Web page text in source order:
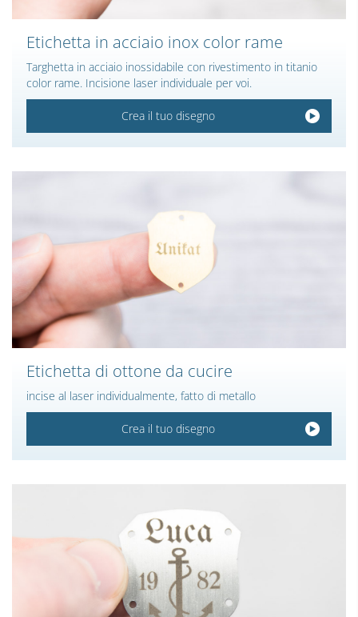
Etichetta in acciaio inox color rame
Targhetta in acciaio inossidabile con rivestimento in titanio
color rame. Incisione laser individuale per voi.
Crea il tuo disegno
Etichetta di ottone da cucire
incise al laser individualmente, fatto di metallo
Crea il tuo disegno